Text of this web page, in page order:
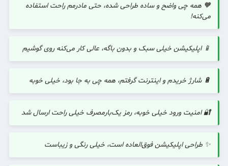
🧡 همه چی واضح و ساده طراحی شده، حتی مادرمم راحت استفاده
می‌کنه!
📱 اپلیکیشن خیلی سبک و بدون باگه، عالی کار می‌کنه روی گوشیم
🔋 شارژ خریدم و اینترنت گرفتم، همه چی به جا بود، خیلی خوبه
🔐 امنیت ورود خیلی خوبه، رمز یک‌بارمصرف خیلی راحت ارسال شد
✨ طراحی اپلیکیشن فوق‌العاده است، خیلی رنگی و زیباست